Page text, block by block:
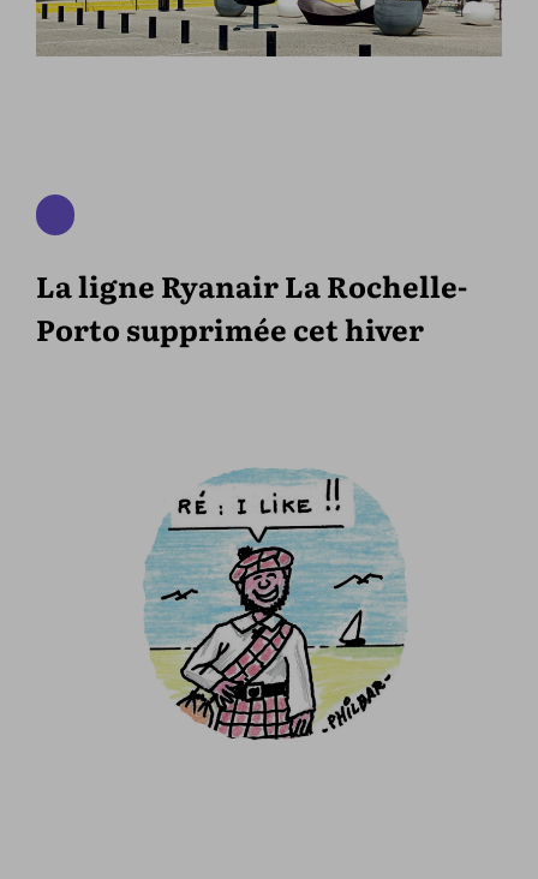
La ligne Ryanair La Rochelle-
Porto supprimée cet hiver